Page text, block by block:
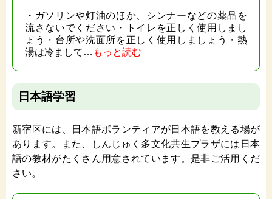
・ガソリンや灯油のほか、シンナーなどの薬品を
流さないでください・トイレを正しく使用しまし
ょう・台所や洗面所を正しく使用しましょう・熱
湯は冷まして… もっと読む
日本語学習
新宿区には、日本語ボランティアが日本語を教える場が
あります。また、しんじゅく多文化共生プラザには日本
語の教材がたくさん用意されています。是非ご活用くだ
さい。